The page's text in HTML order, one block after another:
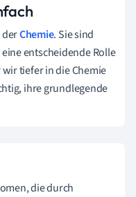
Chemie. Sie sind
entscheidende Rolle
tiefer in die Chemie
ihre grundlegende
die durch